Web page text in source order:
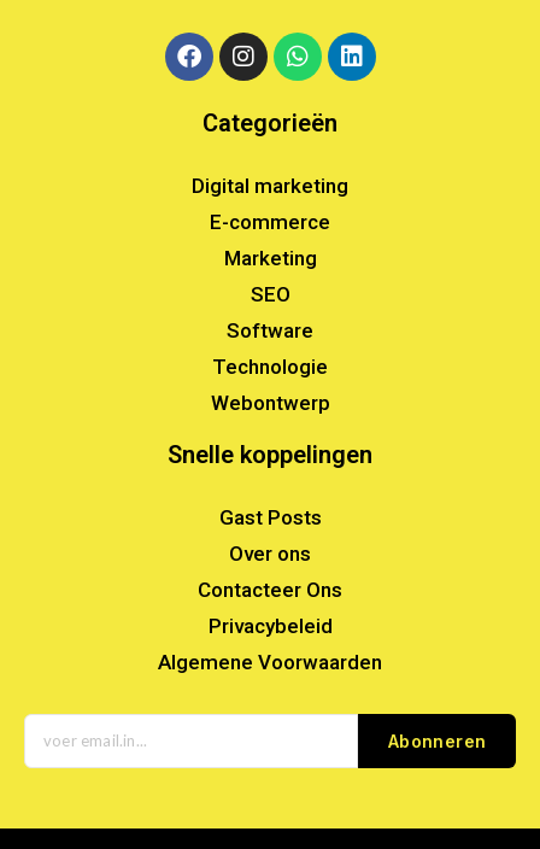
Categorieën
Digital marketing
E-commerce
Marketing
SEO
Software
Technologie
Webontwerp
Snelle koppelingen
Gast Posts
Over ons
Contacteer Ons
Privacybeleid
Algemene Voorwaarden
Abonneren